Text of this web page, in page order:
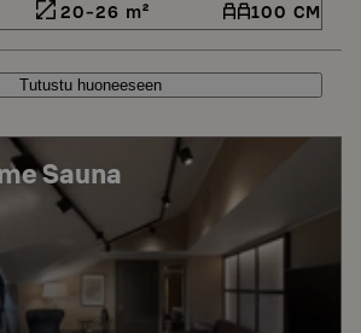
20-26 m² 100 CM
Tutustu huoneeseen
Sauna